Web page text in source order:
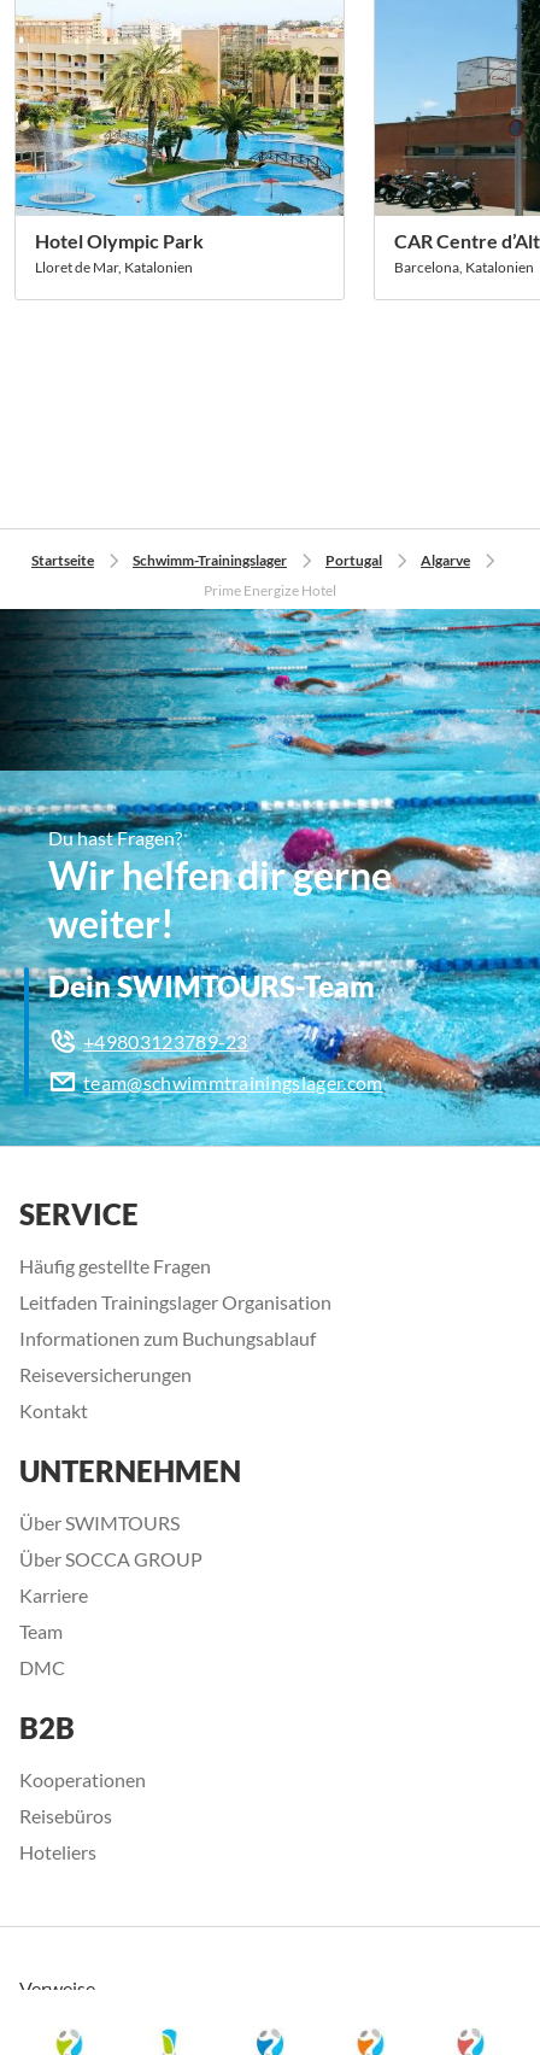
Hotel Olympic Park
Lloret de Mar, Katalonien
CAR Centre
Barcelona, Katalonien
Startseite Schwimm-Trainingslager Portugal
Algarve
Prime Energize Hotel
Du hast Fragen?
Wir helfen dir gerne
weiter!
Dein SWIMTOURS-Team
+49803123789-23
team@schwimmtrainingslager.com
SERVICE
Häufig gestellte Fragen
Leitfaden Trainingslager Organisation
Informationen zum Buchungsablauf
Reiseversicherungen
Kontakt
UNTERNEHMEN
Über SWIMTOURS
Über SOCCA GROUP
Karriere
Team
DMC
B2B
Kooperationen
Reisebüros
Hoteliers
Verweise